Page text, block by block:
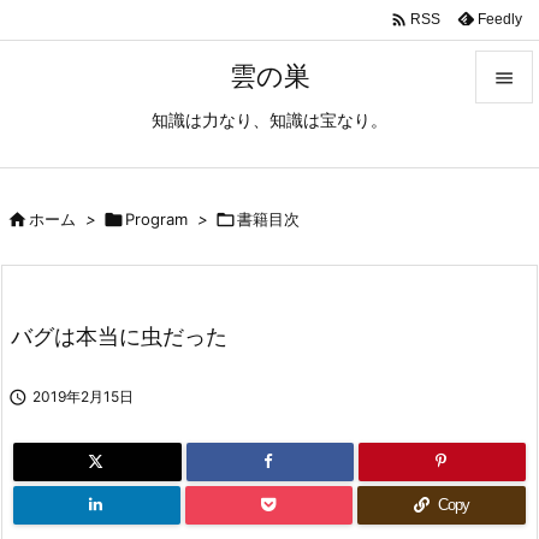
雲の巣
知識は力なり、知識は宝なり。

 RSS Feedly
ホーム > Program > 書籍目次
バグは本当に虫だった
 2019年2月15日
Copy